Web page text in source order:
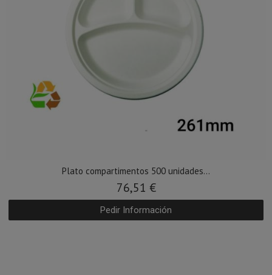
Plato compartimentos 500 unidades...
76,51 €
Pedir Información